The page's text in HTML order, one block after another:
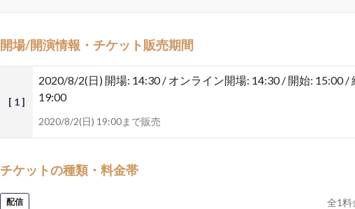
開場/開演情報・チケット販売期間
[ 1 ]
2020/8/2(日) 開場: 14:30 / オンライン開場: 14:30 / 開始: 15:00 /
19:00
2020/8/2(日) 19:00まで販売
チケットの種類・料金帯
配信 全1料